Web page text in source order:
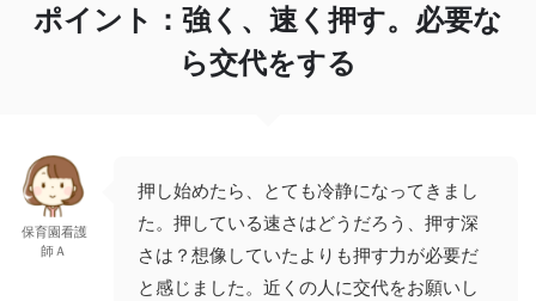
ポイント：強く、速く押す。必要な
ら交代をする
保育園看護
師Ａ
押し始めたら、とても冷静になってきまし
た。押している速さはどうだろう、押す深
さは？想像していたよりも押す力が必要だ
と感じました。近くの人に交代をお願いし